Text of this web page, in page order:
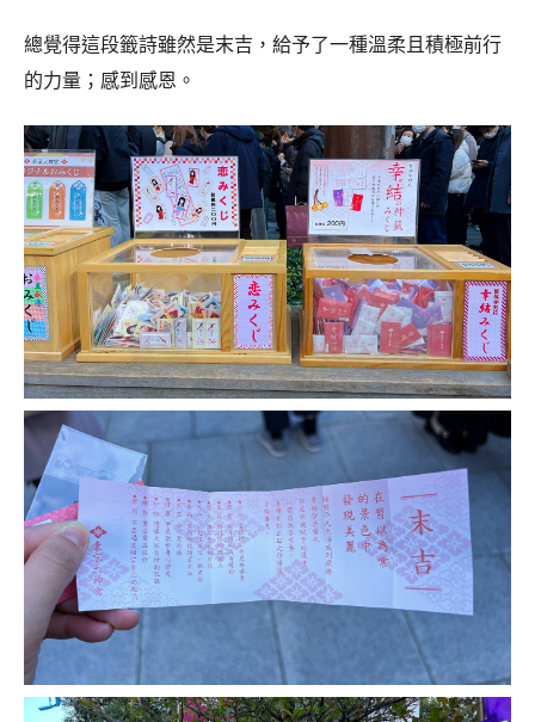
總覺得這段籤詩雖然是末吉，給予了一種溫柔且積極前行
的力量；感到感恩。